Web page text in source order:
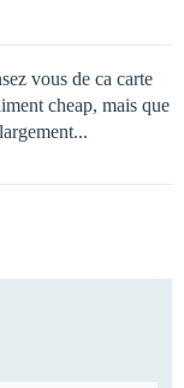
vous de ca carte
cheap, mais que